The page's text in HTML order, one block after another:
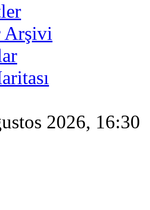
Arşivi
2026, 16:30